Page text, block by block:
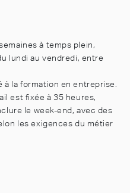
à temps plein,
lundi au vendredi, entre
la formation en entreprise.
est fixée à 35 heures,
le week-end, avec des
les exigences du métier